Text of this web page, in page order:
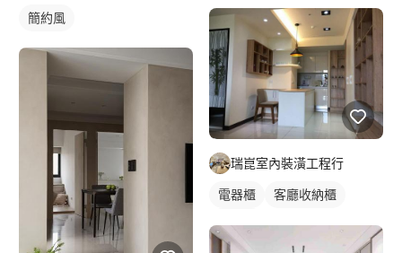
簡約風
瑞崑室內裝潢工程行
電器櫃
客廳收納櫃